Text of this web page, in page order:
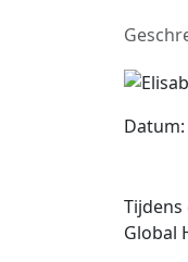
Datum:
Tijdens
Global